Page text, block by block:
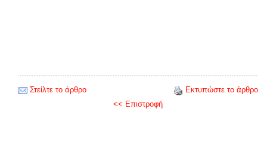
Στείλτε το άρθρο
Εκτυπώστε το άρθρο
<< Επιστροφή